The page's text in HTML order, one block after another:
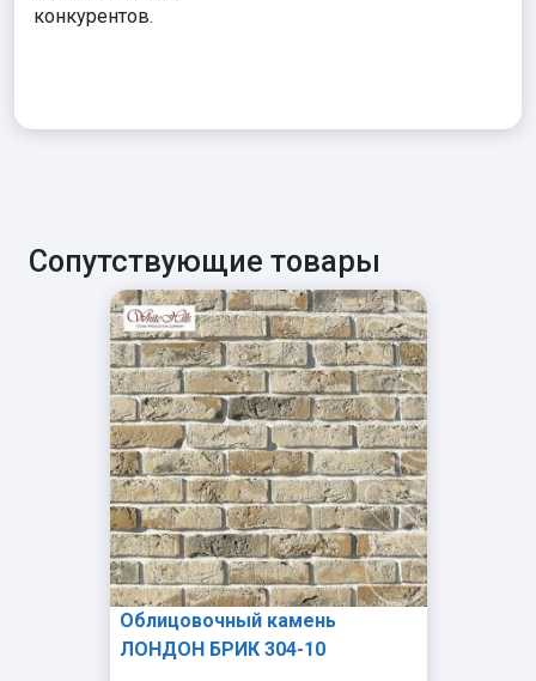
конкурентов.
Сопутствующие товары
Облицовочный камень
ЛОНДОН БРИК 304-10